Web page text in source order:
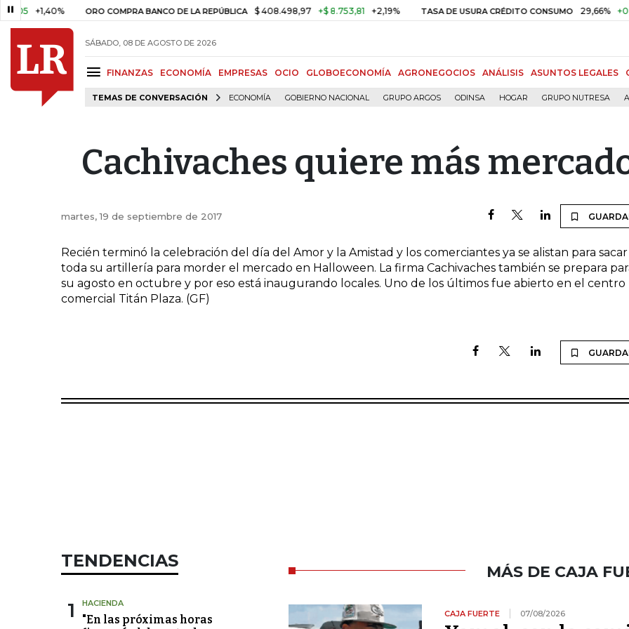
+1,40% ORO COMPRA BANCO DE LA REPÚBLICA $ 408.498,97 +$ 8.753,81 +2,19% TASA DE USURA CRÉDITO CONSUMO 29,66% +0,87%
SÁBADO, 08 DE AGOSTO DE 2026
FINANZAS ECONOMÍA EMPRESAS OCIO GLOBOECONOMÍA AGRONEGOCIOS ANÁLISIS ASUNTOS LEGALES
TEMAS DE CONVERSACIÓN ECONOMÍA GOBIERNO NACIONAL GRUPO ARGOS ODINSA HOGAR GRUPO NUTRESA
Cachivaches quiere más
martes, 19 de septiembre de 2017
Recién terminó la celebración del día del Amor y la Amistad y los comerciantes ya se alistan para sacar
toda su artillería para morder el mercado en Halloween. La firma Cachivaches también se prepara
su agosto en octubre y por eso está inaugurando locales. Uno de los últimos fue abierto en el centro
comercial Titán Plaza. (GF)
TENDENCIAS
1 HACIENDA
"En las próximas horas
MÁS DE CAJA
CAJA FUERTE 07/08/2026